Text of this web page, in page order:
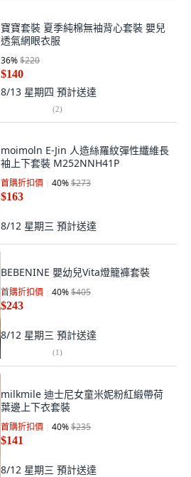
寶寶套裝 夏季純棉無袖背心套裝 嬰兒
透氣網眼衣服
36%$220
$140
8/13 星期四 預計送達
(2)
moimoln E-Jin 人造絲羅紋彈性纖維長
袖上下套裝 M252NNH41P
首購折扣價 40%$273
$163
8/12 星期三 預計送達
BEBENINE 嬰幼兒Vita燈籠褲套裝
首購折扣價 40%$405
$243
8/12 星期三 預計送達
(1)
milkmile 迪士尼女童米妮粉紅緞帶荷
葉邊上下衣套裝
首購折扣價 40%$235
$141
8/12 星期三 預計送達